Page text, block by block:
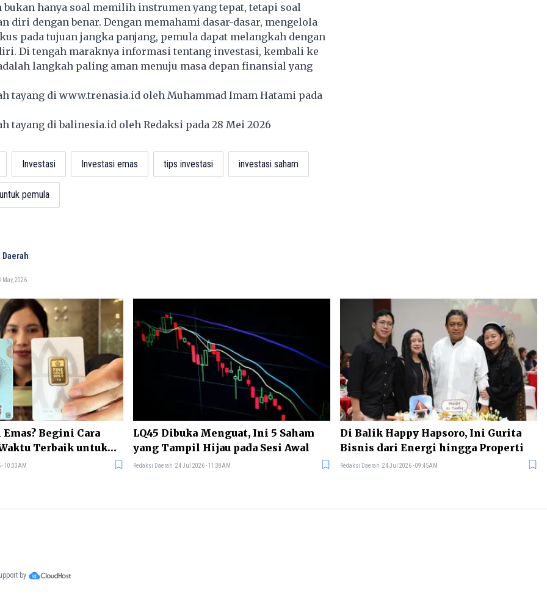
bukan hanya soal memilih instrumen yang tepat, tetapi soal
diri dengan benar. Dengan memahami dasar-dasar, mengelola
pada tujuan jangka panjang, pemula dapat melangkah dengan
Di tengah maraknya informasi tentang investasi, kembali ke
langkah paling aman menuju masa depan finansial yang
tayang di www.trenasia.id oleh Muhammad Imam Hatami pada
tayang dibalinesia.id oleh Redaksi pada 28 Mei 2026
Investasi Investasi emas tips investasi investasi saham
pemula
May, 2026
Begini Cara
Terbaik untuk
10:33AM
LQ45 Dibuka Menguat, Ini 5 Saham
yang Tampil Hijau pada Sesi Awal
Redaksi Daerah 24 Jul 2026 - 11:38AM
Di Balik Happy Hapsoro, Ini Gurita
Bisnis dari Energi hingga Properti
Redaksi Daerah 24 Jul 2026 - 09:45AM
by